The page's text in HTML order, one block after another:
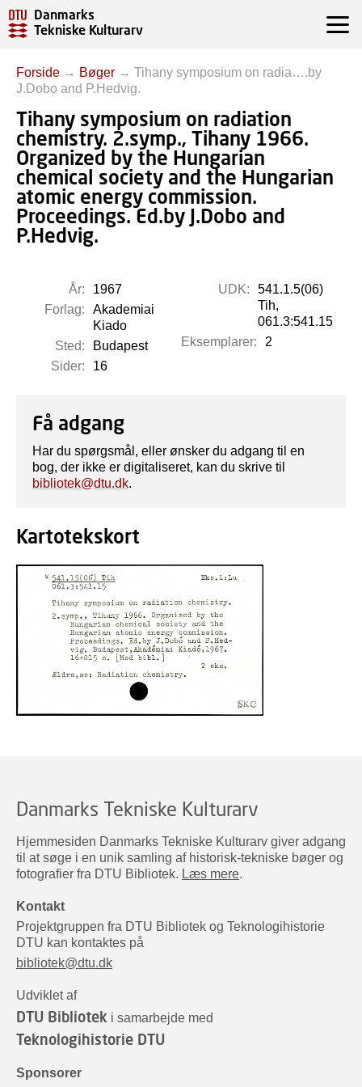
Danmarks
Tekniske Kulturarv
Forside → Bøger → Tihany symposium on radia….by
J.Dobo and P.Hedvig.
Tihany symposium on radiation
chemistry. 2.symp., Tihany 1966.
Organized by the Hungarian
chemical society and the Hungarian
atomic energy commission.
Proceedings. Ed.by J.Dobo and
P.Hedvig.
År:
1967
Forlag:
Akademiai
Kiado
Sted:
Budapest
Sider:
16
UDK:
541.1.5(06)
Tih,
061.3:541.15
Eksemplarer:
2
Få adgang
Har du spørgsmål, eller ønsker du adgang til en
bog, der ikke er digitaliseret, kan du skrive til
bibliotek@dtu.dk.
Kartotekskort
Danmarks Tekniske Kulturarv
Hjemmesiden Danmarks Tekniske Kulturarv giver adgang
til at søge i en unik samling af historisk-tekniske bøger og
fotografier fra DTU Bibliotek. Læs mere.
Kontakt
Projektgruppen fra DTU Bibliotek og Teknologihistorie
DTU kan kontaktes på
bibliotek@dtu.dk
Udviklet af
DTU Bibliotek i samarbejde med
Teknologihistorie DTU
Sponsorer